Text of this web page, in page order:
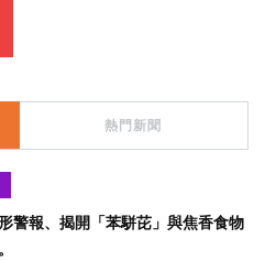
熱門新聞
警報、揭開「苯駢芘」與焦香食物